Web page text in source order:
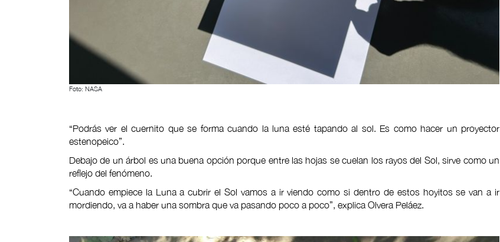
Foto: NASA
“Podrás ver el cuernito que se forma cuando la luna esté tapando al sol. Es como hacer un proyector
estenopeico”.
Debajo de un árbol es una buena opción porque entre las hojas se cuelan los rayos del Sol, sirve como un
reflejo del fenómeno.
“Cuando empiece la Luna a cubrir el Sol vamos a ir viendo como si dentro de estos hoyitos se van a ir
mordiendo, va a haber una sombra que va pasando poco a poco”, explica Olvera Peláez.